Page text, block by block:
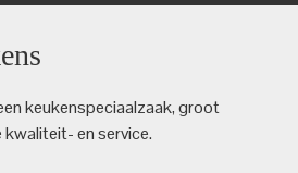
keuken­speciaalzaak, groot
en service.